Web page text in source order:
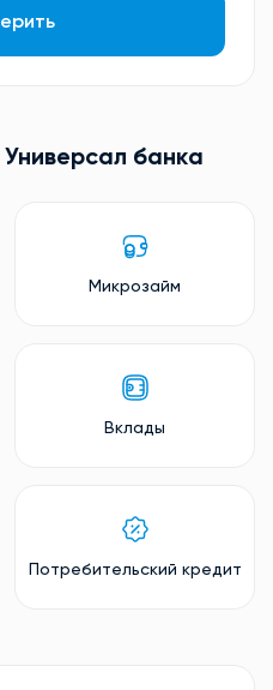
банкa
Микрозайм
Вклады
Потребительский кредит